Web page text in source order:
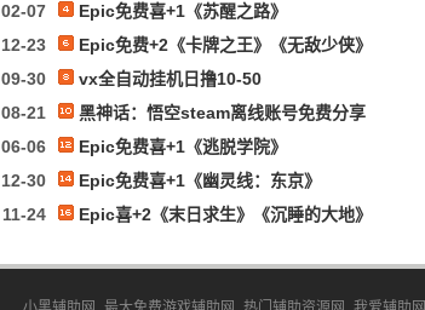
02-07 Epic免费喜+1《苏醒之路》
12-23 Epic免费+2《卡牌之王》《无敌少侠》
09-30 vx全自动挂机日撸10-50
08-21 黑神话：悟空steam离线账号免费分享
06-06 Epic免费喜+1《逃脱学院》
12-30 Epic免费喜+1《幽灵线：东京》
11-24 Epic喜+2《末日求生》《沉睡的大地》